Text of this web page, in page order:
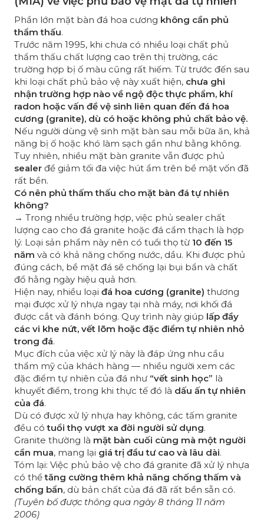
Phần lớn mặt bàn đá hoa cương không cần phủ
thẩm thấu.
Trước năm 1995, khi chưa có nhiều loại chất phủ
thẩm thấu chất lượng cao trên thị trường, các
trường hợp bị ố màu cũng rất hiếm. Từ trước đến sau
khi loại chất phủ bảo vệ này xuất hiện, chưa ghi
nhận trường hợp nào về ngộ độc thực phẩm, khí
radon hoặc vấn đề vệ sinh liên quan đến đá hoa
cương (granite), dù có hoặc không phủ chất bảo vệ.
Nếu người dùng vệ sinh mặt bàn sau mỗi bữa ăn, khả
năng bị ố hoặc khó làm sạch gần như bằng không.
Tuy nhiên, nhiều mặt bàn granite vẫn được phủ
sealer để giảm tối đa việc hút ẩm trên bề mặt vốn đã
rất bền.
Có nên phủ thấm thấu cho mặt bàn đá tự nhiên
không?
→ Trong nhiều trường hợp, việc phủ sealer chất
lượng cao cho đá granite hoặc đá cẩm thạch là hợp
lý. Loại sản phẩm này nên có tuổi thọ từ 10 đến 15
năm và có khả năng chống nước, dầu. Khi được phủ
đúng cách, bề mặt đá sẽ chống lại bụi bẩn và chất
đổ hằng ngày hiệu quả hơn.
Hiện nay, nhiều loại đá hoa cương (granite) thương
mại được xử lý nhựa ngay tại nhà máy, nơi khối đá
được cắt và đánh bóng. Quy trình này giúp lấp đầy
các vi khe nứt, vết lõm hoặc đặc điểm tự nhiên nhỏ
trong đá.
Mục đích của việc xử lý này là đáp ứng nhu cầu
thẩm mỹ của khách hàng — nhiều người xem các
đặc điểm tự nhiên của đá như “vết sinh học” là
khuyết điểm, trong khi thực tế đó là dấu ấn tự nhiên
của đá.
Dù có được xử lý nhựa hay không, các tấm granite
đều cótuổi thọ vượt xa đời người sử dụng.
Granite thường là mặt bàn cuối cùng mà một người
cần mua, mang lại giá trị đầu tư cao và lâu dài.
Tóm lại: Việc phủ bảo vệ cho đá granite đã xử lý nhựa
có thểtăng cường thêm khả năng chống thấm và
chống bẩn, dù bản chất của đá đã rất bền sẵn có.
(Tuyên bố được thông qua ngày 8 tháng 11 năm
2006)